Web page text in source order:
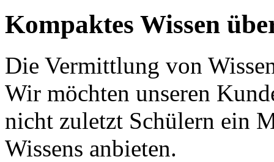
Kompaktes Wissen
Die Vermittlung von
Wir möchten unseren
nicht zuletzt Schülern ein
Wissens anbieten.